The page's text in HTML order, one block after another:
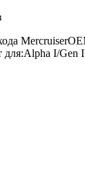
для:Alpha I/Gen